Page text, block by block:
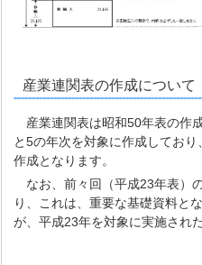
産業連関表の作成について
産業連関表は昭和50年表の作
と5の年次を対象に作成してお
作成となります。
なお、前々回（平成23年表）
り、これは、重要な基礎資料と
が、平成23年を対象に実施され